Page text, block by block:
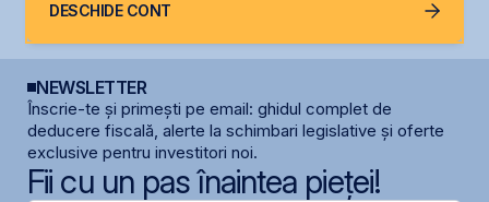
DESCHIDE CONT
NEWSLETTER
Înscrie-te și primești pe email: ghidul complet de
deducere fiscală, alerte la schimbari legislative și oferte
exclusive pentru investitori noi.
Fii cu un pas înaintea pieței!